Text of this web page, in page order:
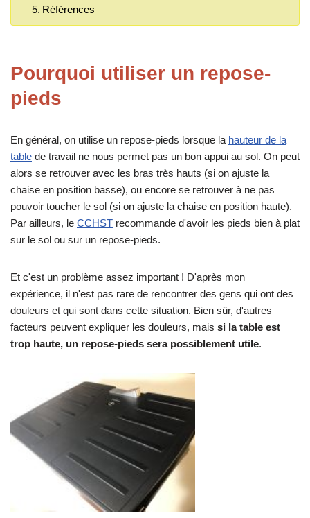
Références
Pourquoi utiliser un repose-
pieds
En général, on utilise un repose-pieds lorsque la hauteur de la
table de travail ne nous permet pas un bon appui au sol. On peut
alors se retrouver avec les bras très hauts (si on ajuste la
chaise en position basse), ou encore se retrouver à ne pas
pouvoir toucher le sol (si on ajuste la chaise en position haute).
Par ailleurs, le CCHST recommande d'avoir les pieds bien à plat
sur le sol ou sur un repose-pieds.
Et c'est un problème assez important ! D'après mon
expérience, il n'est pas rare de rencontrer des gens qui ont des
douleurs et qui sont dans cette situation. Bien sûr, d'autres
facteurs peuvent expliquer les douleurs, mais si la table est
trop haute, un repose-pieds sera possiblement utile.